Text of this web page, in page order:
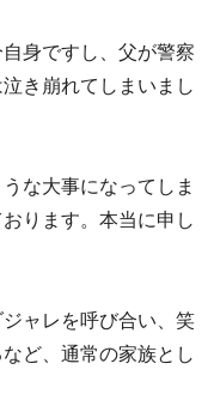
身ですし、父が警察
き崩れてしまいまし
な大事になってしま
ります。本当に申し
ャレを呼び合い、笑
ど、通常の家族とし